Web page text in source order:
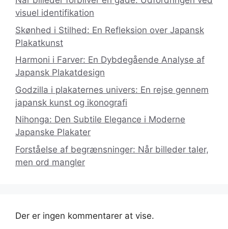
visuel identifikation
Skønhed i Stilhed: En Refleksion over Japansk
Plakatkunst
Harmoni i Farver: En Dybdegående Analyse af
Japansk Plakatdesign
Godzilla i plakaternes univers: En rejse gennem
japansk kunst og ikonografi
Nihonga: Den Subtile Elegance i Moderne
Japanske Plakater
Forståelse af begrænsninger: Når billeder taler,
men ord mangler
Der er ingen kommentarer at vise.